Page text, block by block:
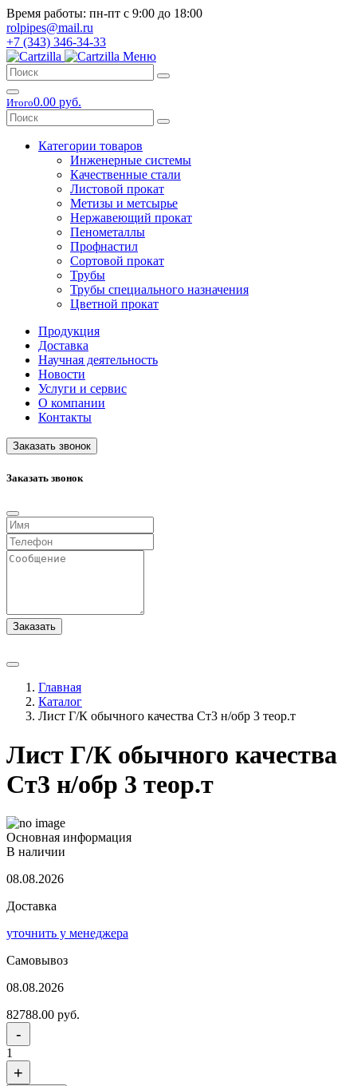
Время работы: пн-пт с 9:00 до 18:00
rolpipes@mail.ru
+7 (343) 346-34-33
Меню
Итого0.00 руб.
Категории товаров
Инженерные системы
Качественные стали
Листовой прокат
Метизы и метсырье
Нержавеющий прокат
Пенометаллы
Профнастил
Сортовой прокат
Трубы
Трубы специального назначения
Цветной прокат
Продукция
Доставка
Научная деятельность
Новости
Услуги и сервис
О компании
Контакты
Заказать звонок
Заказать звонок
Заказать
Главная
Каталог
Лист Г/К обычного качества Ст3 н/обр 3 теор.т
Лист Г/К обычного качества
Ст3 н/обр 3 теор.т
Основная информация
В наличии
08.08.2026
Доставка
уточнить у менеджера
Самовывоз
08.08.2026
82788.00 руб.
-
1
+